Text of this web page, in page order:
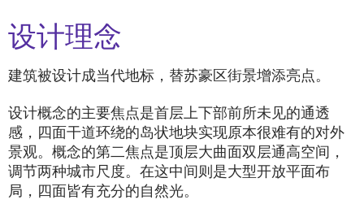
设计理念
建筑被设计成当代地标，替苏豪区街景增添亮点。
设计概念的主要焦点是首层上下部前所未见的通透
感，四面干道环绕的岛状地块实现原本很难有的对外
景观。概念的第二焦点是顶层大曲面双层通高空间，
调节两种城市尺度。在这中间则是大型开放平面布
局，四面皆有充分的自然光。